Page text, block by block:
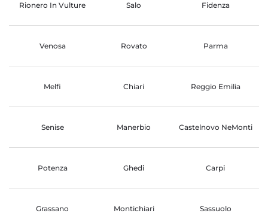
Rionero In Vulture Salo Fidenza
Venosa Rovato Parma
Melfi Chiari Reggio Emilia
Senise Manerbio Castelnovo NeMonti
Potenza Ghedi Carpi
Grassano Montichiari Sassuolo